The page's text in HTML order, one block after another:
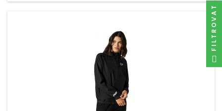
FILTROVAT